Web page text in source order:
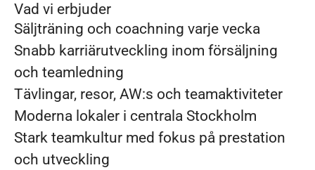
Vad vi erbjuder
Säljträning och coachning varje vecka
Snabb karriärutveckling inom försäljning
och teamledning
Tävlingar, resor, AW:s och teamaktiviteter
Moderna lokaler i centrala Stockholm
Stark teamkultur med fokus på prestation
och utveckling